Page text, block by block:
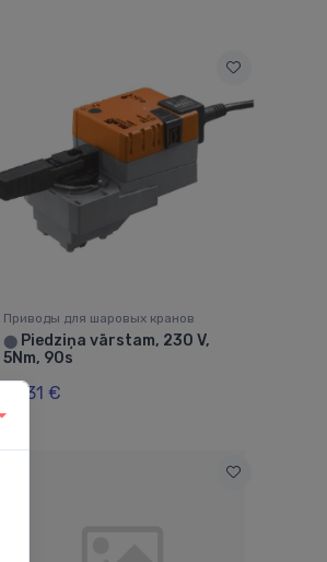
Приводы для шаровых кранов
⬤Piedziņa vārstam, 230 V,
5Nm, 90s
91.31 €